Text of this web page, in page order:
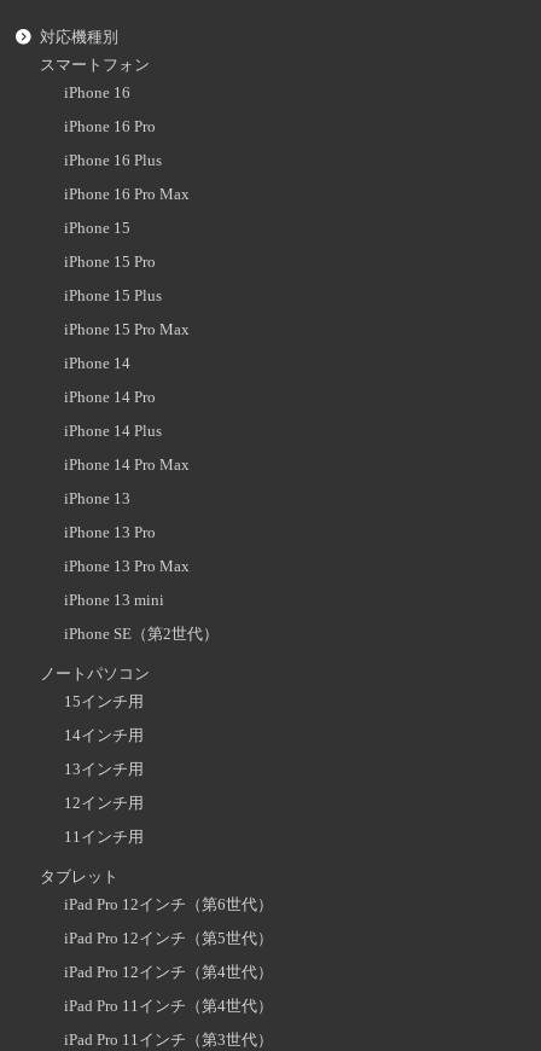
対応機種別
スマートフォン
iPhone 16
iPhone 16 Pro
iPhone 16 Plus
iPhone 16 Pro Max
iPhone 15
iPhone 15 Pro
iPhone 15 Plus
iPhone 15 Pro Max
iPhone 14
iPhone 14 Pro
iPhone 14 Plus
iPhone 14 Pro Max
iPhone 13
iPhone 13 Pro
iPhone 13 Pro Max
iPhone 13 mini
iPhone SE（第2世代）
ノートパソコン
15インチ用
14インチ用
13インチ用
12インチ用
11インチ用
タブレット
iPad Pro 12インチ（第6世代）
iPad Pro 12インチ（第5世代）
iPad Pro 12インチ（第4世代）
iPad Pro 11インチ（第4世代）
iPad Pro 11インチ（第3世代）